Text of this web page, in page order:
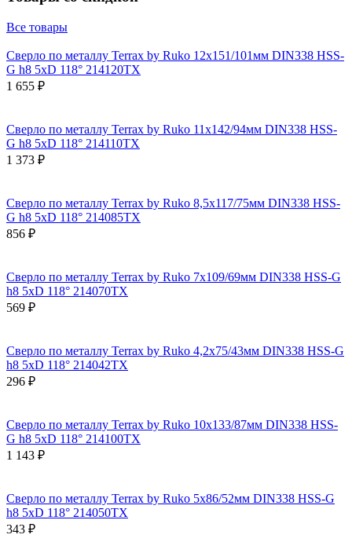
Все товары
Сверло по металлу Terrax by Ruko 12x151/101мм DIN338 HSS-
G h8 5xD 118° 214120TX
1 655 ₽
Сверло по металлу Terrax by Ruko 11x142/94мм DIN338 HSS-
G h8 5xD 118° 214110TX
1 373 ₽
Сверло по металлу Terrax by Ruko 8,5x117/75мм DIN338 HSS-
G h8 5xD 118° 214085TX
856 ₽
Сверло по металлу Terrax by Ruko 7x109/69мм DIN338 HSS-G
h8 5xD 118° 214070TX
569 ₽
Сверло по металлу Terrax by Ruko 4,2x75/43мм DIN338 HSS-G
h8 5xD 118° 214042TX
296 ₽
Сверло по металлу Terrax by Ruko 10x133/87мм DIN338 HSS-
G h8 5xD 118° 214100TX
1 143 ₽
Сверло по металлу Terrax by Ruko 5x86/52мм DIN338 HSS-G
h8 5xD 118° 214050TX
343 ₽